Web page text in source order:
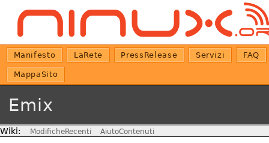
Manifesto LaRete PressRelease Servizi FAQ
MappaSito
Emix
Wiki: ModificheRecenti AiutoContenuti